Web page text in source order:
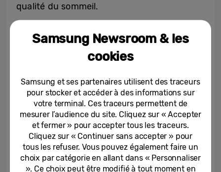
qualité du sommeil.
Samsung Newsroom & les
cookies
Samsung et ses partenaires utilisent des traceurs
pour stocker et accéder à des informations sur
votre terminal. Ces traceurs permettent de
mesurer l’audience du site. Cliquez sur « Accepter
et fermer » pour accepter tous les traceurs.
Cliquez sur « Continuer sans accepter » pour
tous les refuser. Vous pouvez également faire un
choix par catégorie en allant dans « Personnaliser
». Ce choix peut être modifié à tout moment en